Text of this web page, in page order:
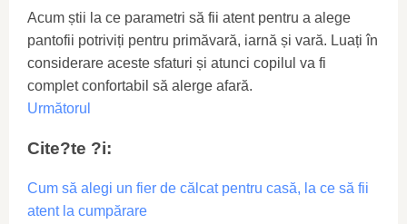
Acum știi la ce parametri să fii atent pentru a alege
pantofii potriviți pentru primăvară, iarnă și vară. Luați în
considerare aceste sfaturi și atunci copilul va fi
complet confortabil să alerge afară.
Următorul
Cite?te ?i:
Cum să alegi un fier de călcat pentru casă, la ce să fii
atent la cumpărare